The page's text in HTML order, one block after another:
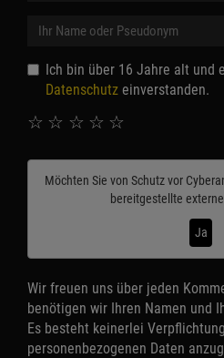
Ich bin über 16 Jahre alt und
Datenschutz einverstanden.
☆
☆
☆
☆
☆
Möchten Sie von Schutz vor
bereitgestellte
Ja
Wir freuen uns über jeden
benötigen wir Ihren Namen und
Es besteht keinerlei
personenbezogenen Daten